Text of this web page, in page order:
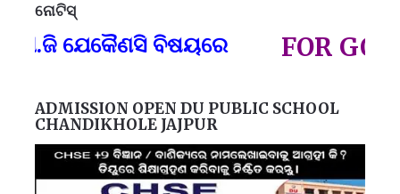
ନୋଟିସ୍
ବିଷୟରେ FOR GOVT
ADMISSION OPEN DU PUBLIC SCHOOL
CHANDIKHOLE JAJPUR